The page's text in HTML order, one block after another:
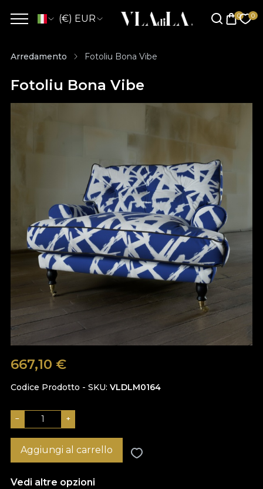
(€) EUR
Arredamento Fotoliu Bona Vibe
Fotoliu Bona Vibe
667,10 €
Codice Prodotto - SKU VLDLM0164
− +
Aggiungi al carrello
Vedi altre opzioni